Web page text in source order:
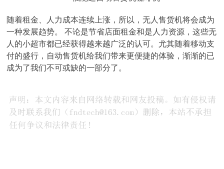
随着租金、人力成本连续上涨，所以，无人售货机将会成为
一种发展趋势。 不论是节省店面租金和是人力资源，这些无
人的小超市都已经获得越来越广泛的认可。尤其随着移动支
付的盛行，自动售货机给我们带来更便捷的体验，渐渐的已
成为了我们不可或缺的一部分了。